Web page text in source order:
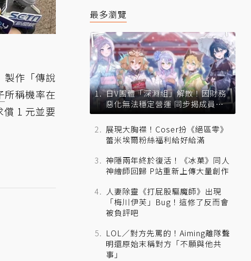
製作「傳說
所稱機率在
1 元並要
最多瀏覽
日V團體「深淵組」解散！因財務
惡化無法穩定營運 同步揭成員未
來去向
展現大胸襟！Coser扮《絕區零》
蕾米埃爾粉絲福利給好給滿
神隱兩年終於復活！《冰菓》同人
神繪師回歸 P站重新上傳大量創作
人妻除靈《打屁股驅魔師》出現
「梅川伊芙」Bug！這修了反而會
被負評吧
LOL／對方先罵的！Aiming離隊聲
明還原始末稱對方「不願與他共
事」